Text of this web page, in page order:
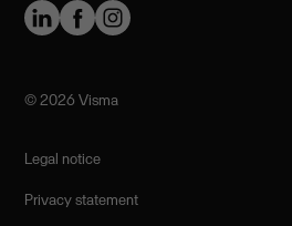
©️ 2026 Visma
Legal notice
Privacy statement